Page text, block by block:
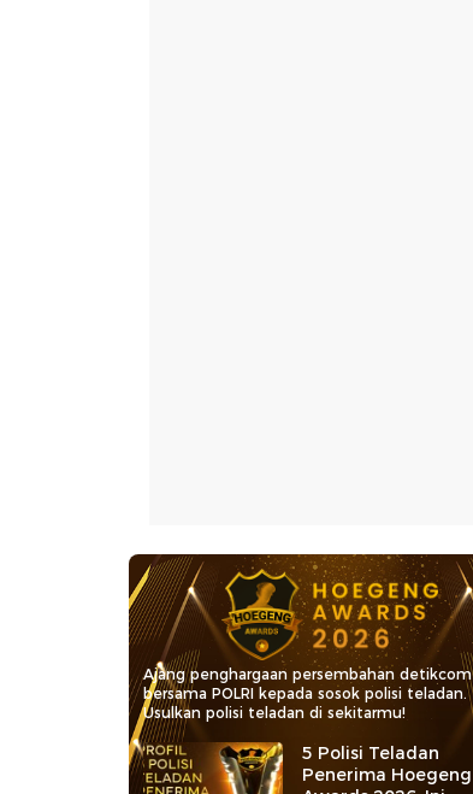
Ajang penghargaan persembahan detikcom
bersama POLRI kepada sosok polisi teladan.
Usulkan polisi teladan di sekitarmu!
5 Polisi Teladan
Penerima Hoegeng